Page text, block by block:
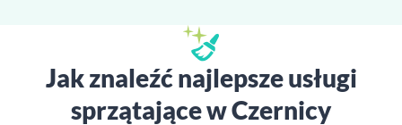
Jak znaleźć najlepsze usługi
sprzątające w Czernicy